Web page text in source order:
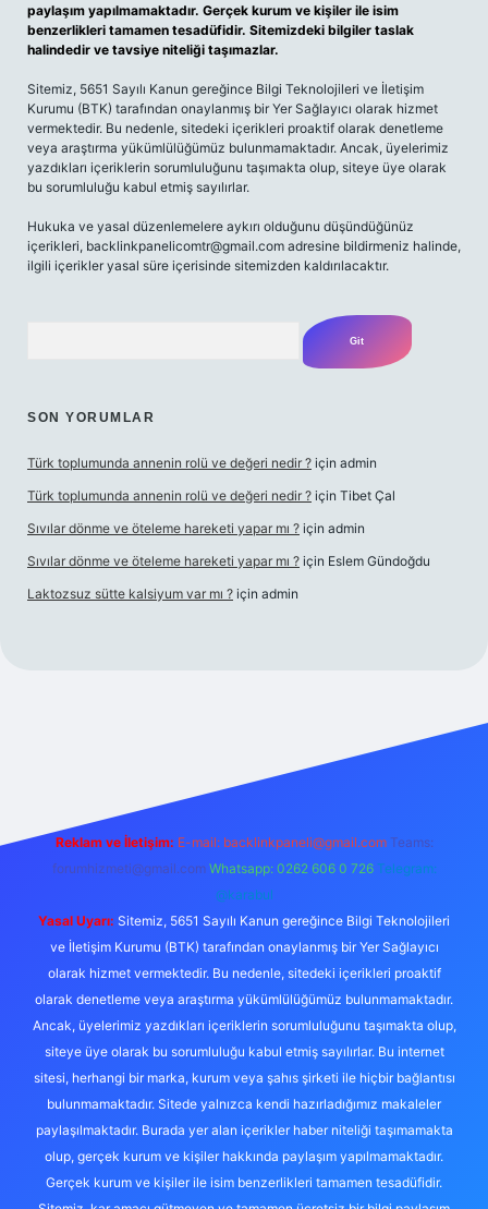
paylaşım yapılmamaktadır. Gerçek kurum ve kişiler ile isim
benzerlikleri tamamen tesadüfidir. Sitemizdeki bilgiler taslak
halindedir ve tavsiye niteliği taşımazlar.
Sitemiz, 5651 Sayılı Kanun gereğince Bilgi Teknolojileri ve İletişim
Kurumu (BTK) tarafından onaylanmış bir Yer Sağlayıcı olarak hizmet
vermektedir. Bu nedenle, sitedeki içerikleri proaktif olarak denetleme
veya araştırma yükümlülüğümüz bulunmamaktadır. Ancak, üyelerimiz
yazdıkları içeriklerin sorumluluğunu taşımakta olup, siteye üye olarak
bu sorumluluğu kabul etmiş sayılırlar.
Hukuka ve yasal düzenlemelere aykırı olduğunu düşündüğünüz
içerikleri, backlinkpanelicomtr@gmail.com adresine bildirmeniz halinde,
ilgili içerikler yasal süre içerisinde sitemizden kaldırılacaktır.
SON YORUMLAR
Türk toplumunda annenin rolü ve değeri nedir ? için admin
Türk toplumunda annenin rolü ve değeri nedir ? için Tibet Çal
Sıvılar dönme ve öteleme hareketi yapar mı ? için admin
Sıvılar dönme ve öteleme hareketi yapar mı ? için Eslem Gündoğdu
Laktozsuz sütte kalsiyum var mı ? için admin
Reklam ve İletişim: E-mail: backlinkpaneli@gmail.com Teams:
forumhizmeti@gmail.com Whatsapp: 0262 606 0 726 Telegram:
@karabul
Yasal Uyarı: Sitemiz, 5651 Sayılı Kanun gereğince Bilgi Teknolojileri
ve İletişim Kurumu (BTK) tarafından onaylanmış bir Yer Sağlayıcı
olarak hizmet vermektedir. Bu nedenle, sitedeki içerikleri proaktif
olarak denetleme veya araştırma yükümlülüğümüz bulunmamaktadır.
Ancak, üyelerimiz yazdıkları içeriklerin sorumluluğunu taşımakta olup,
siteye üye olarak bu sorumluluğu kabul etmiş sayılırlar. Bu internet
sitesi, herhangi bir marka, kurum veya şahıs şirketi ile hiçbir bağlantısı
bulunmamaktadır. Sitede yalnızca kendi hazırladığımız makaleler
paylaşılmaktadır. Burada yer alan içerikler haber niteliği taşımamakta
olup, gerçek kurum ve kişiler hakkında paylaşım yapılmamaktadır.
Gerçek kurum ve kişiler ile isim benzerlikleri tamamen tesadüfidir.